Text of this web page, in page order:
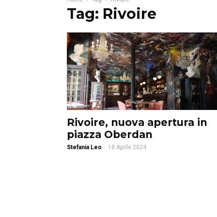
Tag: Rivoire
Rivoire, nuova apertura in
piazza Oberdan
Stefania Leo - 18 Aprile 2024